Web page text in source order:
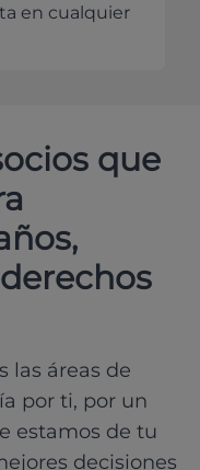
en cualquier
que
las áreas de
por ti, por un
estamos de tu
decisiones